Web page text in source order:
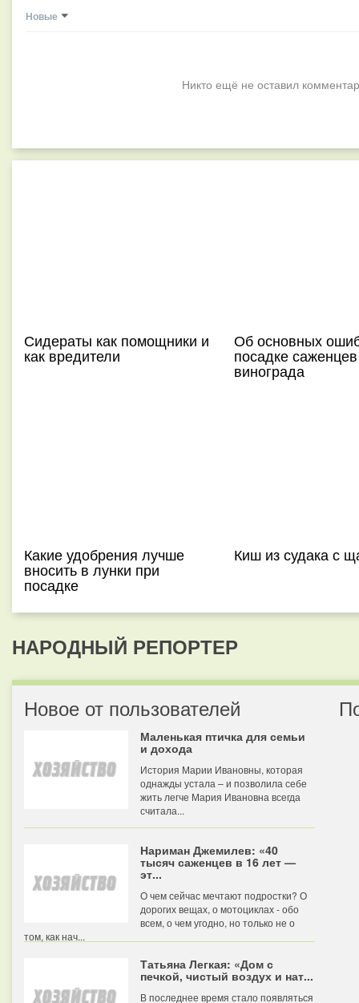
Новые
Никто ещё не оставил
Сидераты как помощники и
как вредители
Об основных
посадке саженцев
винограда
Какие удобрения лучше
вносить в лунки при
посадке
Киш из судака с
НАРОДНЫЙ РЕПОРТЕР
Новое от пользователей
Маленькая птичка для семьи
и дохода
История Марии Ивановны, которая
однажды устала – и позволила себе
жить легче Мария Ивановна всегда
считала...
Нариман Джемилев: «40
тысяч саженцев в 16 лет —
эт...
О чем сейчас мечтают подростки? О
дорогих вещах, о мотоциклах - обо
всем, о чем угодно, но только не о
том, как нач...
Татьяна Легкая: «Дом с
печкой, чистый воздух и нат...
В последнее время стало появляться